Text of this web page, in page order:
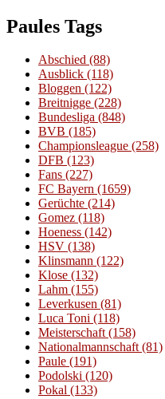
Paules Tags
Abschied (88)
Ausblick (118)
Bloggen (122)
Breitnigge (228)
Bundesliga (848)
BVB (185)
Championsleague (258)
DFB (123)
Fans (227)
FC Bayern (1659)
Gerüchte (214)
Gomez (118)
Hoeness (142)
HSV (138)
Klinsmann (122)
Klose (132)
Lahm (155)
Leverkusen (81)
Luca Toni (118)
Meisterschaft(158)
Nationalmannschaft(81)
Paule (191)
Podolski (120)
Pokal (133)